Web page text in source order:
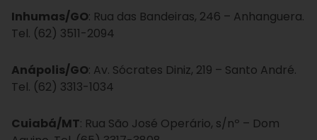
Inhumas/GO: Rua das Bandeiras, 246 – Anhanguera.
Tel. (62) 3511-2094
Anápolis/GO: Av. Sócrates Diniz, 219 – Santo André.
Tel. (62) 3313-1034
Cuiabá/MT: Rua São José Operário, s/nº – Dom